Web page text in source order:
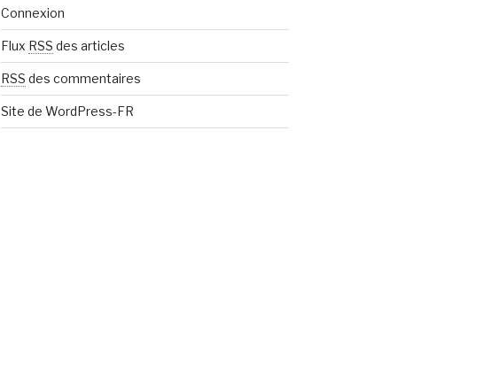
Connexion
Flux RSS des articles
RSS des commentaires
Site de WordPress-FR